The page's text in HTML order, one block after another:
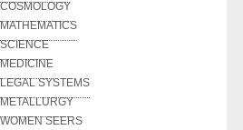
COSMOLOGY
MATHEMATICS
SCIENCE
MEDICINE
LEGAL SYSTEMS
METALLURGY
WOMEN SEERS